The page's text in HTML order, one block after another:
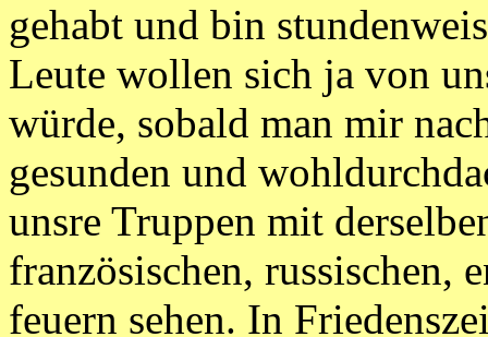
gehabt und bin
Leute wollen sich ja von
würde, sobald man mir
gesunden und
unsre Truppen mit
französischen, russischen,
feuern sehen. In